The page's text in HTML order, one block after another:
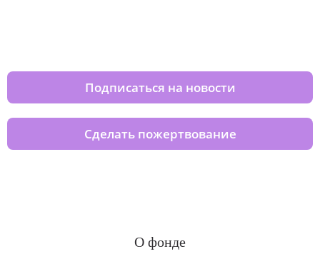
Подписаться на новости
Сделать пожертвование
О фонде